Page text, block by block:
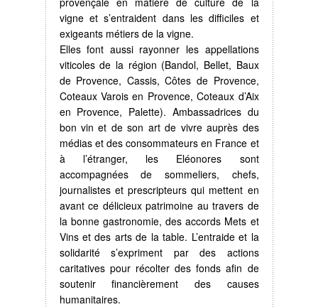
vigne et s’entraident dans les difficiles et
exigeants métiers de la vigne.
Elles font aussi rayonner les appellations
viticoles de la région (Bandol, Bellet, Baux
de Provence, Cassis, Côtes de Provence,
Coteaux Varois en Provence, Coteaux d’Aix
en Provence, Palette). Ambassadrices du
bon vin et de son art de vivre auprès des
médias et des consommateurs en France et
à l’étranger, les Eléonores sont
accompagnées de sommeliers, chefs,
journalistes et prescripteurs qui mettent en
avant ce délicieux patrimoine au travers de
la bonne gastronomie, des accords Mets et
Vins et des arts de la table. L’entraide et la
solidarité s’expriment par des actions
caritatives pour récolter des fonds afin de
soutenir financièrement des causes
humanitaires.